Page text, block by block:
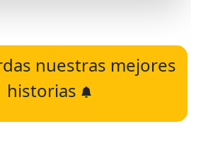
nuestras mejores
historias